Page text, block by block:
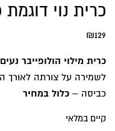
כרית נוי דוגמת
₪129
כרית מילוי הולופייבר
לשמירה על צורתה לאורך
כביסה – כלול במחיר
קיים במלאי